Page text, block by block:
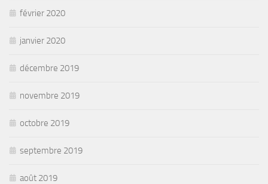
février 2020
janvier 2020
décembre 2019
novembre 2019
octobre 2019
septembre 2019
août 2019